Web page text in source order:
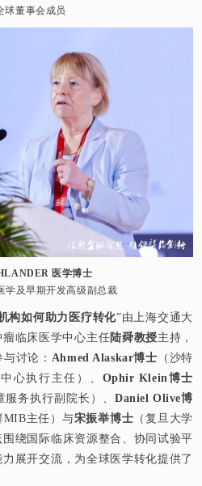
球董事会成员
医学博士
学及早期开发高级副总裁
构如何助力医疗转化”由上海交通大
临床医学中心主任陆舜教授主持，
讨论： Ahmed Alaskar博士 （沙特
心执行主任）、 Ophir Klein博士
服务执行副院长）、Daniel Olive博
MIB主任）与宋振举博士 （复旦大学
绕国际临床资源整合、协同试验平
展开交流，为全球医学转化提供了